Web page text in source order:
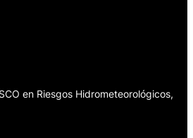
en Riesgos Hidrometeorológicos,